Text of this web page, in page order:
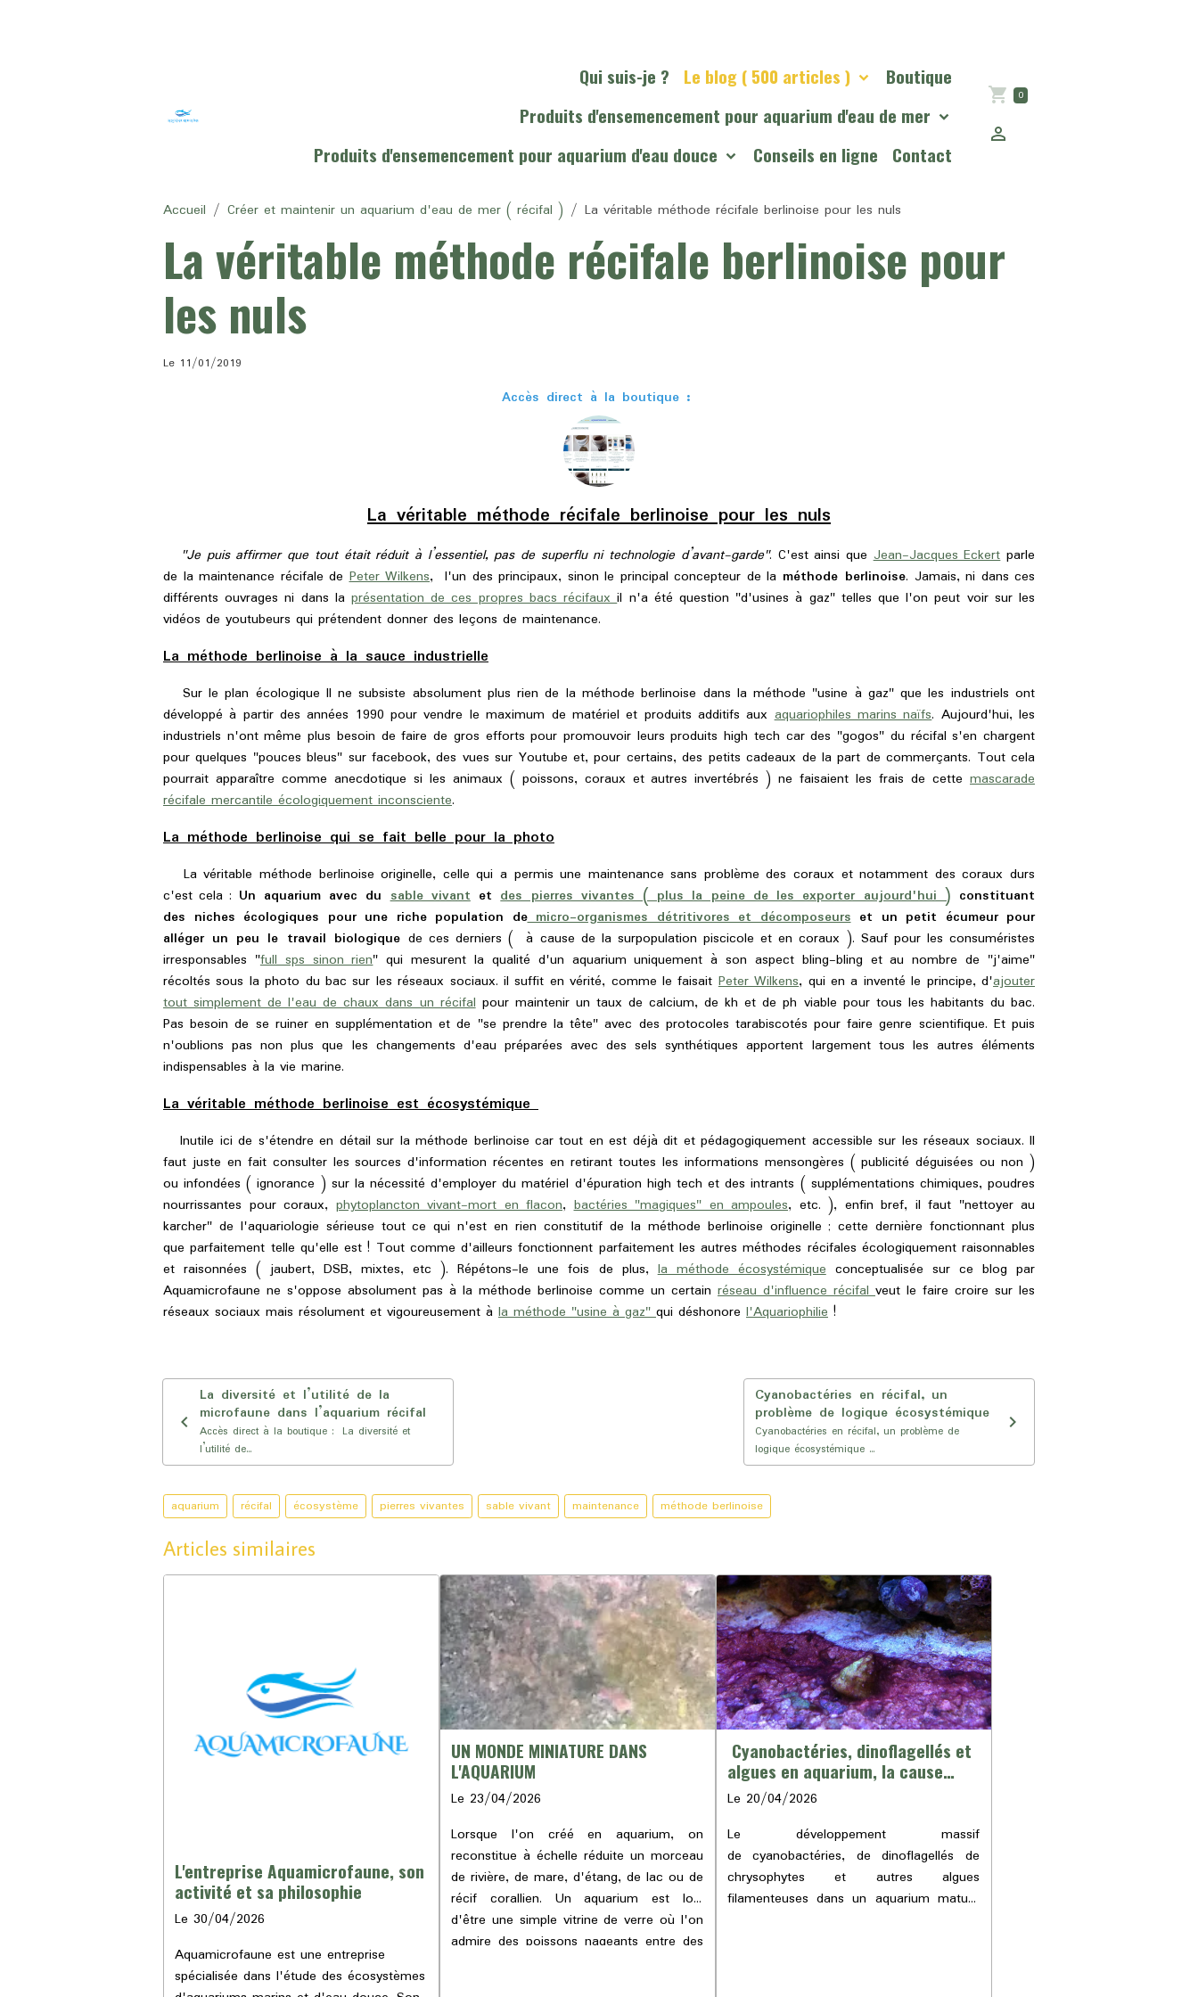
Qui suis-je ? Le blog ( 500 articles )
Boutique
Produits d'ensemencement pour aquarium d'eau de mer
Produits d'ensemencement pour aquarium d'eau douce
Conseils en ligne Contact
0
Accueil Créer et maintenir un aquarium d'eau de mer ( récifal ) La véritable méthode récifale berlinoise pour les nuls
La véritable méthode récifale berlinoise pour
les nuls
Le 11/01/2019
Accès direct à la boutique :
La véritable méthode récifale berlinoise pour les nuls
"Je puis affirmer que tout était réduit à l’essentiel, pas de superflu ni technologie d’avant-garde". C'est ainsi queJean-Jacques Eckertparle
de la maintenance récifale dePeter Wilkens, l'un des principaux, sinon le principal concepteur de la méthode berlinoise. Jamais, ni dans ces
différents ouvrages ni dans laprésentation de ces propres bacs récifauxil n'a été question "d'usines à gaz" telles que l'on peut voir sur les
vidéos de youtubeurs qui prétendent donner des leçons de maintenance.
La méthode berlinoise à la sauce industrielle
Sur le plan écologique Il ne subsiste absolument plus rien de la méthode berlinoise dans la méthode "usine à gaz" que les industriels ont
développé à partir des années 1990 pour vendre le maximum de matériel et produits additifs auxaquariophiles marins naïfs. Aujourd'hui, les
industriels n'ont même plus besoin de faire de gros efforts pour promouvoir leurs produits high tech car des "gogos" du récifal s'en chargent
pour quelques "pouces bleus" sur facebook, des vues sur Youtube et, pour certains, des petits cadeaux de la part de commerçants. Tout cela
pourrait apparaître comme anecdotique si les animaux ( poissons, coraux et autres invertébrés ) ne faisaient les frais de cette mascarade
récifale mercantile écologiquement inconsciente.
La méthode berlinoise qui se fait belle pour la photo
La véritable méthode berlinoise originelle, celle qui a permis une maintenance sans problème des coraux et notamment des coraux durs
c'est cela : Un aquarium avec dusable vivantetdes pierres vivantes ( plus la peine de les exporter aujourd'hui ) constituant
des niches écologiques pour une riche population demicro-organismes détritivores et décomposeurset un petit écumeur pour
alléger un peu le travail biologique de ces derniers ( à cause de la surpopulation piscicole et en coraux ). Sauf pour les consuméristes
irresponsables "full sps sinon rien" qui mesurent la qualité d'un aquarium uniquement à son aspect bling-bling et au nombre de "j'aime"
récoltés sous la photo du bac sur les réseaux sociaux. il suffit en vérité, comme le faisaitPeter Wilkens, qui en a inventé le principe, d'ajouter
tout simplement de l'eau de chaux dans un récifalpour maintenir un taux de calcium, de kh et de ph viable pour tous les habitants du bac.
Pas besoin de se ruiner en supplémentation et de "se prendre la tête" avec des protocoles tarabiscotés pour faire genre scientifique. Et puis
n'oublions pas non plus que les changements d'eau préparées avec des sels synthétiques apportent largement tous les autres éléments
indispensables à la vie marine.
La véritable méthode berlinoise est écosystémique
Inutile ici de s'étendre en détail sur la méthode berlinoise car tout en est déjà dit et pédagogiquement accessible sur les réseaux sociaux. Il
faut juste en fait consulter les sources d'information récentes en retirant toutes les informations mensongères ( publicité déguisées ou non )
ou infondées ( ignorance ) sur la nécessité d'employer du matériel d'épuration high tech et des intrants ( supplémentations chimiques, poudres
nourrissantes pour coraux, phytoplancton vivant-mort en flacon,bactéries "magiques" en ampoules, etc. ), enfin bref, il faut "nettoyer au
karcher" de l'aquariologie sérieuse tout ce qui n'est en rien constitutif de la méthode berlinoise originelle ; cette dernière fonctionnant plus
que parfaitement telle qu'elle est ! Tout comme d'ailleurs fonctionnent parfaitement les autres méthodes récifales écologiquement raisonnables
et raisonnées ( jaubert, DSB, mixtes, etc ). Répétons-le une fois de plus,la méthode écosystémiqueconceptualisée sur ce blog par
Aquamicrofaune ne s'oppose absolument pas à la méthode berlinoise comme un certain réseau d'influence récifalveut le faire croire sur les
réseaux sociaux mais résolument et vigoureusement à la méthode "usine à gaz"qui déshonore l'Aquariophilie !
La diversité et l’utilité de la
microfaune dans l’aquarium récifal
Accès direct à la boutique : La diversité et
l’utilité de...
Cyanobactéries en récifal, un
problème de logique écosystémique
Cyanobactéries en récifal, un problème de
logique écosystémique ...
aquarium récifal écosystème pierres vivantes sable vivant maintenance méthode berlinoise
Articles similaires
L'entreprise Aquamicrofaune, son
activité et sa philosophie
Le 30/04/2026
Aquamicrofaune est une entreprise
spécialisée dans l'étude des écosystèmes
UN MONDE MINIATURE DANS
L'AQUARIUM
Le 23/04/2026
Lorsque l'on créé en aquarium, on
reconstitue à échelle réduite un morceau
de rivière, de mare, d'étang, de lac ou de
récif corallien. Un aquarium est loin
d'être une simple vitrine de verre où l'on
admire des poissons nageants entre des
Cyanobactéries, dinoflagellés et
algues en aquarium, la cause
profonde
Le 20/04/2026
Le développement massif
de cyanobactéries, de dinoflagellés de
chrysophytes et autres algues
filamenteuses dans un aquarium mature